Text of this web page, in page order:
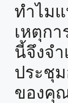
ทำไม
เหตุก
นี้จึงจ
ประชุ
ของคุ